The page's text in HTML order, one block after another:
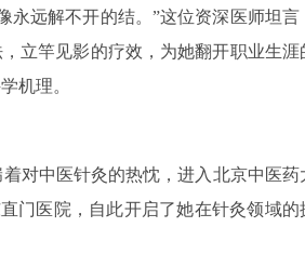
远解不开的结。”这位资深医师坦言
立竿见影的疗效，为她翻开职业生涯
机理。
对中医针灸的热忱，进入北京中医药
门医院，自此开启了她在针灸领域的